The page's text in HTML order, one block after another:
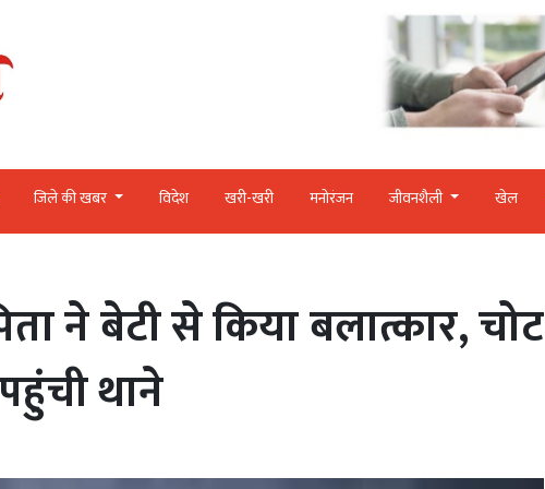
जिले की खबर विदेश खरी-खरी मनोरंजन जीवनशैली खेल
ने बेटी से किया बलात्कार, चोट
थाने